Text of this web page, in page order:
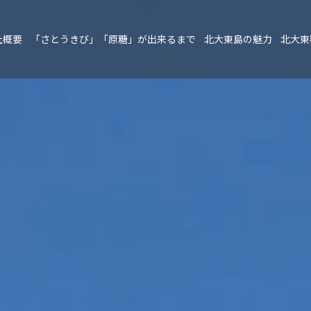
概要 「さとうきび」「原糖」が出来るまで 北大東島の魅力 北大